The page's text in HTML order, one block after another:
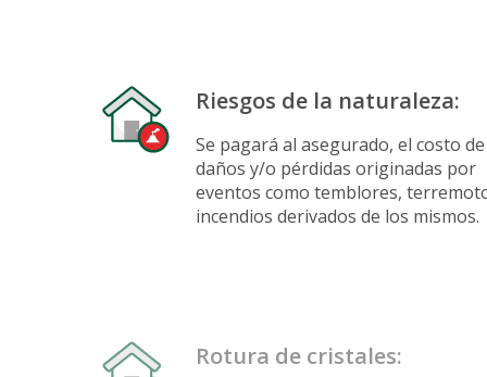
Riesgos de la naturaleza:
Se pagará al asegurado, el costo
daños y/o pérdidas originadas por
eventos como temblores,
incendios derivados de los mismos.
Rotura de cristales: